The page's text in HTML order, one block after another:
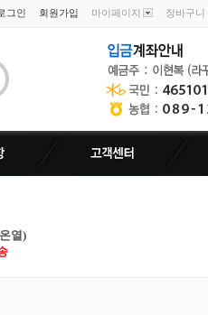
그인 회원가입 마이페이지 장바구니
열)